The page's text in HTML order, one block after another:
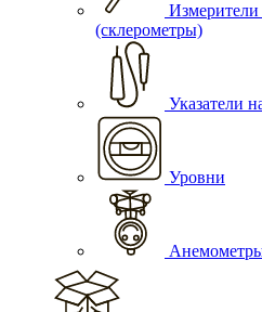
Измерители
(склерометры)
Указатели
Уровни